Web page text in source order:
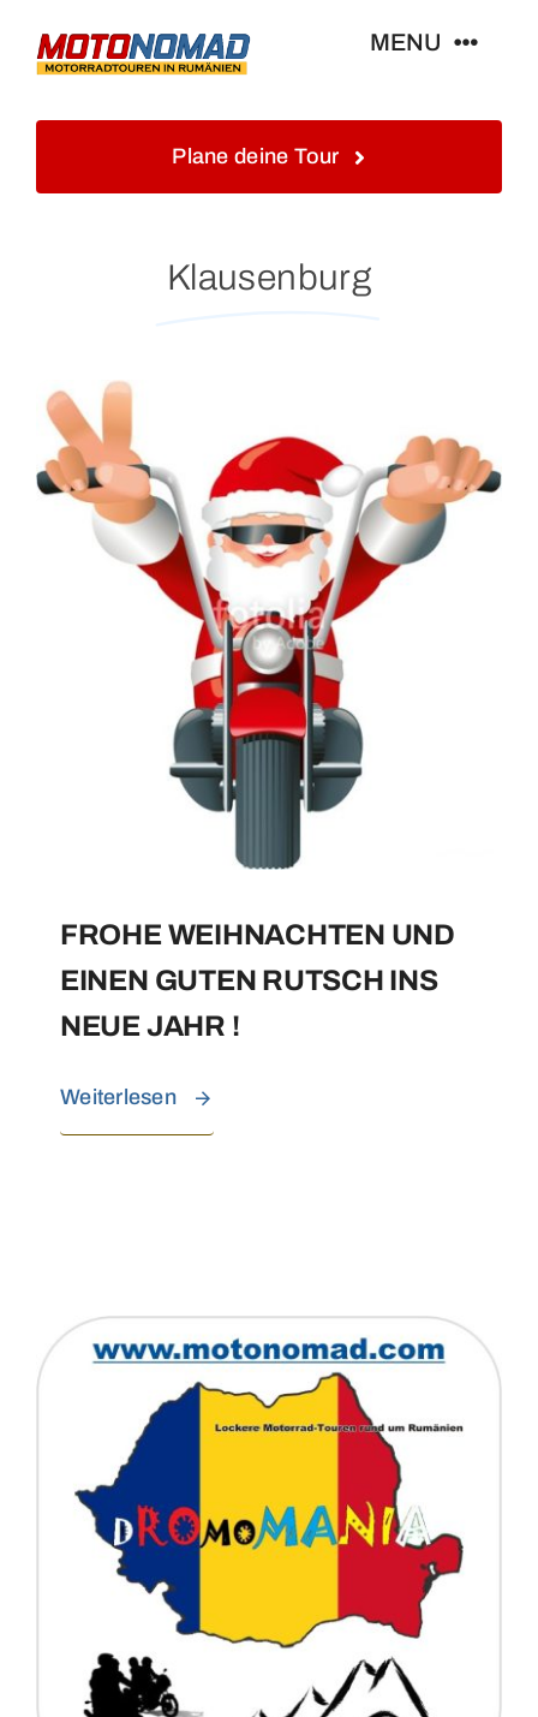
MENU
Blog&Gästebuch
Galerie
Kontakt
Plane deine Tour
Klausenburg
FROHE WEIHNACHTEN UND
EINEN GUTEN RUTSCH INS
NEUE JAHR !
Weiterlesen